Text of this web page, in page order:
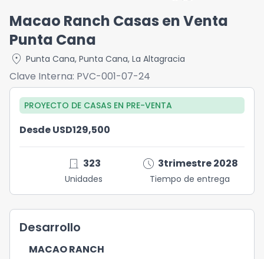
Macao Ranch Casas en Venta
Punta Cana
location_on Punta Cana, Punta Cana, La Altagracia
Clave Interna: PVC-001-07-24
PROYECTO DE CASAS EN PRE-VENTA
Desde USD129,500
door_front 323
Unidades
schedule 3trimestre 2028
Tiempo de entrega
Desarrollo
MACAO RANCH